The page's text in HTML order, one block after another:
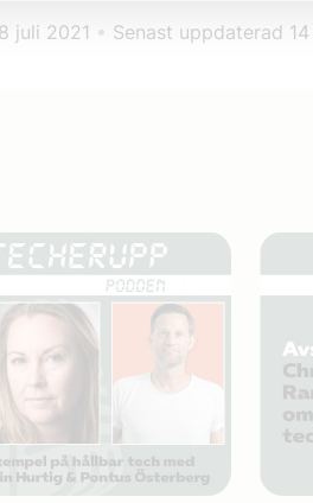
8 juli 2021 • Senast uppdaterad